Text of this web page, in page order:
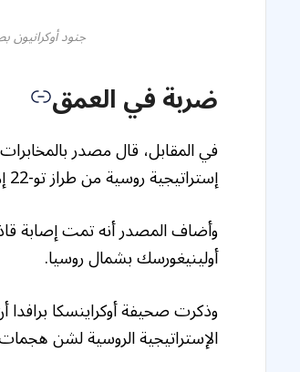
جنود أوكرانيون
ضربة في العمق
في المقابل، قال مصدر
إستراتيجية روسية من طراز تو-22 إم3 في مطار عسكري بشمال روسيا.
وأضاف المصدر أنه تمت إصابة
أولينيغورسك بشمال روسيا.
الإستراتيجية الروسية لشن